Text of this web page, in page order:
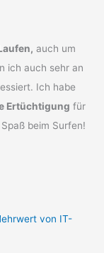
auch um
ich auch sehr an
Ich habe
Ertüchtigung für
beim Surfen!
von IT-